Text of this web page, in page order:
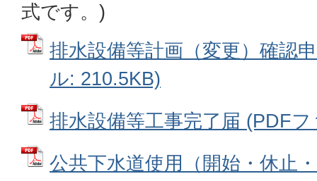
式です。)
排水設備等計画（変更）確認
ル: 210.5KB)
排水設備等工事完了届 (PDF
公共下水道使用（開始・休止